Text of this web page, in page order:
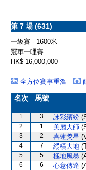
第 7 場 (631)
一級賽 - 1600米
冠軍一哩賽
HK$ 16,000,000
全方位賽事重溫
名次 馬號
1 3 詠彩繽紛
2 1 美麗大師
3 2 喜蓮獎星
4 7 縱橫大地
5 5 極地風暴
6 6 心意傳達